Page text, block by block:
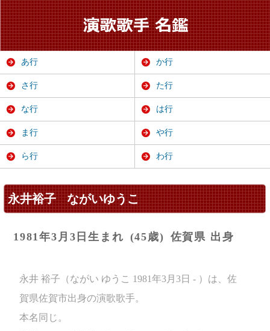
永井裕子 ながいゆうこ
1981年3月3日生まれ (45歳) 佐賀県 出身
永井 裕子（ながい ゆうこ 1981年3月3日 - ）は、佐
賀県佐賀市出身の演歌歌手。
本名同じ。
あ行 か行
さ行 た行
な行 は行
ま行 や行
ら行 わ行